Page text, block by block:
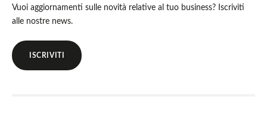
Vuoi aggiornamenti sulle novità relative al tuo business? Iscriviti
alle nostre news.
ISCRIVITI